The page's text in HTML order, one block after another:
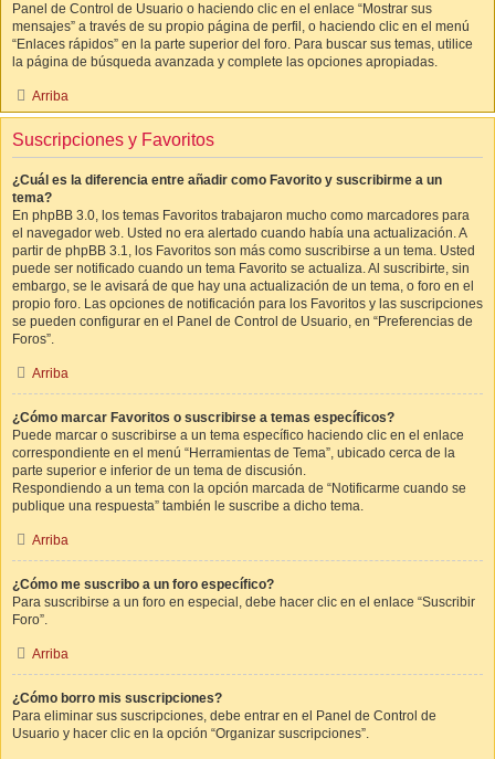
Panel de Control de Usuario o haciendo clic en el enlace “Mostrar sus
mensajes” a través de su propio página de perfil, o haciendo clic en el menú
“Enlaces rápidos” en la parte superior del foro. Para buscar sus temas, utilice
la página de búsqueda avanzada y complete las opciones apropiadas.
Arriba
Suscripciones y Favoritos
¿Cuál es la diferencia entre añadir como Favorito y suscribirme a un
tema?
En phpBB 3.0, los temas Favoritos trabajaron mucho como marcadores para
el navegador web. Usted no era alertado cuando había una actualización. A
partir de phpBB 3.1, los Favoritos son más como suscribirse a un tema. Usted
puede ser notificado cuando un tema Favorito se actualiza. Al suscribirte, sin
embargo, se le avisará de que hay una actualización de un tema, o foro en el
propio foro. Las opciones de notificación para los Favoritos y las suscripciones
se pueden configurar en el Panel de Control de Usuario, en “Preferencias de
Foros”.
Arriba
¿Cómo marcar Favoritos o suscribirse a temas específicos?
Puede marcar o suscribirse a un tema específico haciendo clic en el enlace
correspondiente en el menú “Herramientas de Tema”, ubicado cerca de la
parte superior e inferior de un tema de discusión.
Respondiendo a un tema con la opción marcada de “Notificarme cuando se
publique una respuesta” también le suscribe a dicho tema.
Arriba
¿Cómo me suscribo a un foro específico?
Para suscribirse a un foro en especial, debe hacer clic en el enlace “Suscribir
Foro”.
Arriba
¿Cómo borro mis suscripciones?
Para eliminar sus suscripciones, debe entrar en el Panel de Control de
Usuario y hacer clic en la opción “Organizar suscripciones”.